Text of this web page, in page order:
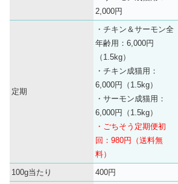
2,000円
定期
・チキン＆サーモン全
年齢用：6,000円
（1.5kg）
・チキン成猫用：
6,000円（1.5kg）
・サーモン成猫用：
6,000円（1.5kg）
・ごちそう定期便初
回：980円（送料無
料）
100g当たり 400円